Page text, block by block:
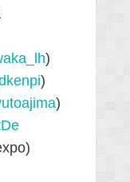
)
)
)